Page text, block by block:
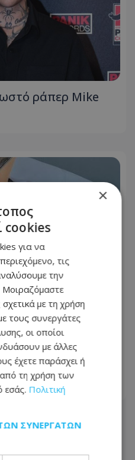
ράπερ Mike
μάχη με τον
νέα θεραπεία» - Η
από το
×
cookies
για να
τις
την
Μοιραζόμαστε
με τη χρήση
τους συνεργάτες
οι οποίοι
με άλλες
έχετε παράσχει ή
τη χρήση των
εσάς. Πολιτική
ΣΥΝΕΡΓΑΤΏΝ